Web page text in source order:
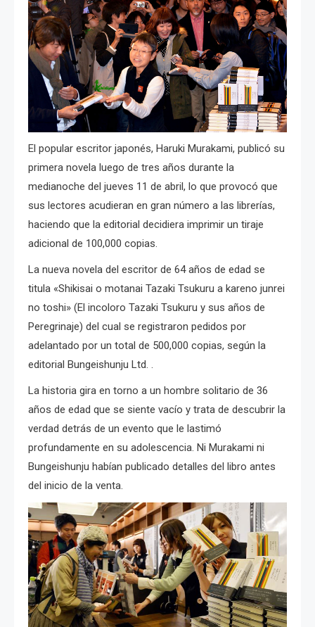
El popular escritor japonés, Haruki Murakami, publicó su
primera novela luego de tres años durante la
medianoche del jueves 11 de abril, lo que provocó que
sus lectores acudieran en gran número a las librerías,
haciendo que la editorial decidiera imprimir un tiraje
adicional de 100,000 copias.
La nueva novela del escritor de 64 años de edad se
titula «Shikisai o motanai Tazaki Tsukuru a kareno junrei
no toshi» (El incoloro Tazaki Tsukuru y sus años de
Peregrinaje) del cual se registraron pedidos por
adelantado por un total de 500,000 copias, según la
editorial Bungeishunju Ltd. .
La historia gira en torno a un hombre solitario de 36
años de edad que se siente vacío y trata de descubrir la
verdad detrás de un evento que le lastimó
profundamente en su adolescencia. Ni Murakami ni
Bungeishunju habían publicado detalles del libro antes
del inicio de la venta.